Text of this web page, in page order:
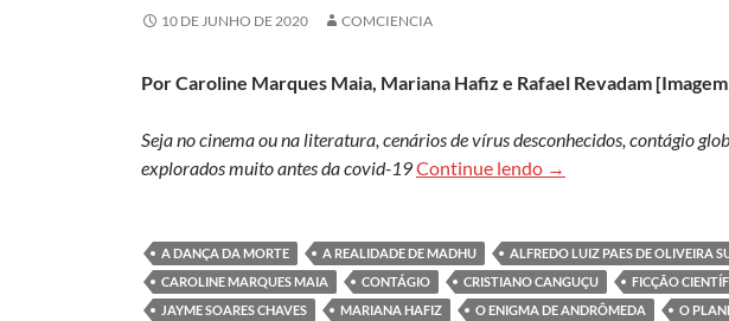
10 DE JUNHO DE 2020 COMCIENCIA
PorCaroline Marques Maia, Mariana Hafiz e Rafael Revadam
Seja no cinema ou na literatura, cenários de vírus desconhecidos, contágio
explorados muito antes da covid-19Continue lendo Pandemia do
→
A DANÇA DA MORTE A REALIDADE DE MADHU ALFREDO LUIZ PAES DE OLIVEIRA
CAROLINE MARQUES MAIA
CONTÁGIO CRISTIANO CANGUÇU FICÇÃO
JAYME SOARES CHAVES
MARIANA HAFIZ O ENIGMA DE ANDRÔMEDA O